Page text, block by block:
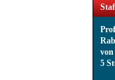
von
5